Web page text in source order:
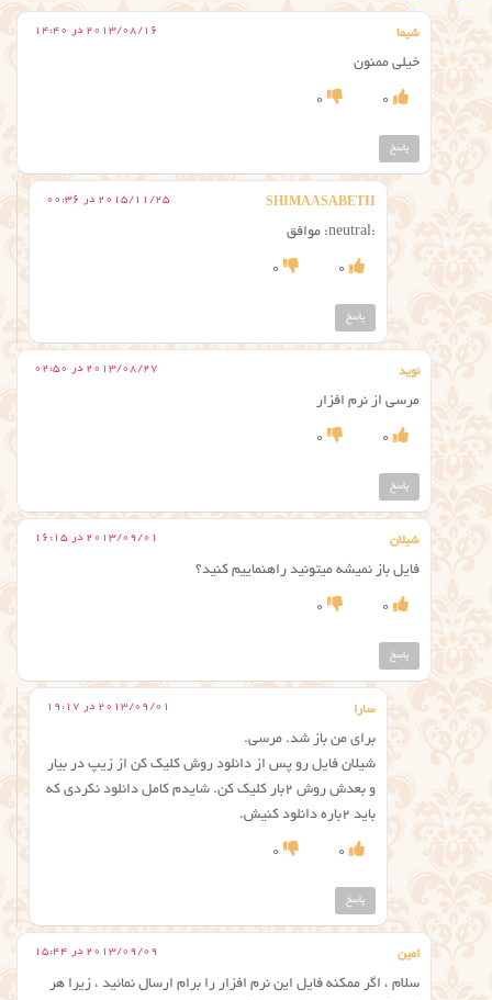
شیما 2013/08/16 در 14:40
خیلی ممنون
0
0
پاسخ
SHIMAASABETII 2015/11/25 در 00:36
:neutral: موافق
0
0
پاسخ
نوید 2013/08/27 در 02:50
مرسی از نرم افزار
0
0
پاسخ
شیلان 2013/09/01 در 16:15
فایل باز نمیشه میتونید راهنماییم کنید؟
0
0
پاسخ
سارا 2013/09/01 در 19:17
برای من باز شد. مرسی.
شیلان فایل رو پس از دانلود روش کلیک کن از زیپ در بیار
و بعدش روش 2بار کلیک کن. شایدم کامل دانلود نکردی که
باید 2باره دانلود کنیش.
0
0
پاسخ
امين 2013/09/09 در 15:44
سلام ، اگر ممكنه فايل اين نرم افزار را برام ارسال نمائيد ، زيرا هر